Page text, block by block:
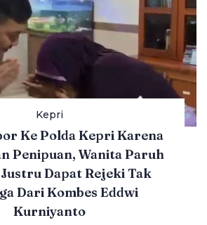
Kepri
Ke Polda Kepri Karena
Penipuan, Wanita Paruh
Dapat Rejeki Tak
Dari Kombes Eddwi
Kurniyanto